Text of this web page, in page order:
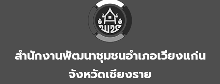
สำนักงานพัฒนาชุมชนอำเภอเวียงแก่น
จังหวัดเชียงราย